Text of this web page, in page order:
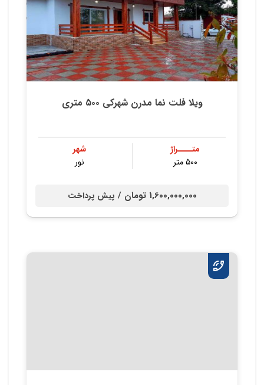
ویلا فلت نما مدرن شهرکی ۵۰۰ متری
متــــراژ
۵۰۰ متر
شهر
نور
1,600,000,000 تومان / پیش پرداخت